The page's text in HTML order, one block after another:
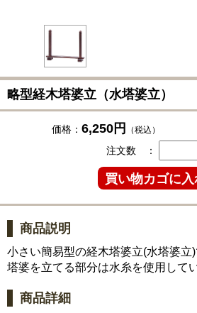
略型経木塔婆立（水塔婆立）
価格： 6,250円 （税込）
注文数 ：
商品説明
小さい簡易型の経木塔婆立(水塔婆立)
塔婆を立てる部分は水糸を使用して
商品詳細